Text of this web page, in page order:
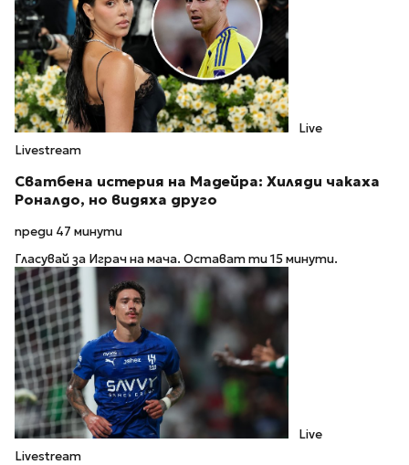
Live
Livestream
Сватбена истерия на Мадейра: Хиляди чакаха
Роналдо, но видяха друго
преди 47 минути
Гласувай за Играч на мача. Остават ти 15 минути.
Live
Livestream